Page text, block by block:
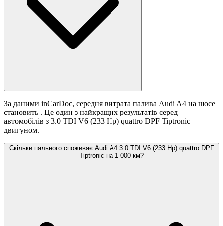
За даними inCarDoc, середня витрата палива Audi A4 на шосе
становить . Це один з найкращих результатів серед
автомобілів з 3.0 TDI V6 (233 Hp) quattro DPF Tiptronic
двигуном.
Скільки пального споживає Audi A4 3.0 TDI V6 (233 Hp) quattro DPF
Tiptronic на 1 000 км?